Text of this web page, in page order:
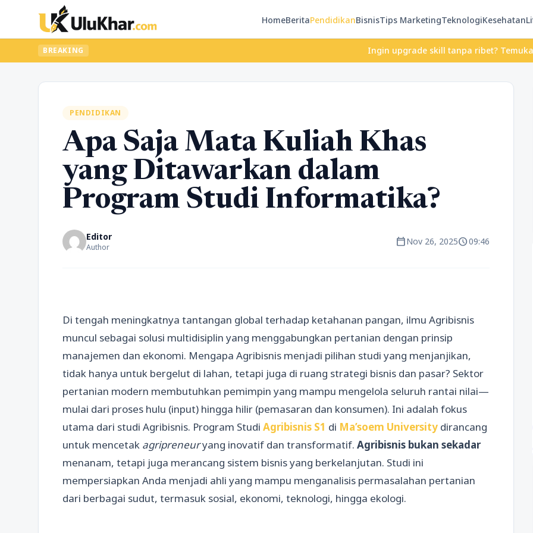
HomeBeritaPendidikanBisnisTips MarketingTeknologiKesehatan
BREAKING Ingin upgrade skill tanpa ribet? Temukan kelas
PENDIDIKAN
Apa Saja Mata Kuliah Khas
yang Ditawarkan dalam
Program Studi Informatika?
Editor
Author calendar_todayNov 26, 2025schedule09:46
Di tengah meningkatnya tantangan global terhadap ketahanan pangan, ilmu Agribisnis
muncul sebagai solusi multidisiplin yang menggabungkan pertanian dengan prinsip
manajemen dan ekonomi. Mengapa Agribisnis menjadi pilihan studi yang menjanjikan,
tidak hanya untuk bergelut di lahan, tetapi juga di ruang strategi bisnis dan pasar? Sektor
pertanian modern membutuhkan pemimpin yang mampu mengelola seluruh rantai nilai—
mulai dari proses hulu (input) hingga hilir (pemasaran dan konsumen). Ini adalah fokus
utama dari studi Agribisnis. Program Studi Agribisnis S1 di Ma’soem University dirancang
untuk mencetak agripreneuryang inovatif dan transformatif. Agribisnis bukan sekadar
menanam, tetapi juga merancang sistem bisnis yang berkelanjutan. Studi ini
mempersiapkan Anda menjadi ahli yang mampu menganalisis permasalahan pertanian
dari berbagai sudut, termasuk sosial, ekonomi, teknologi, hingga ekologi.